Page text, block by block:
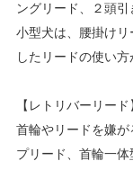
ングリード、２頭引
小型犬は、腰掛け
したリードの使い方
【レトリバーリード
首輪やリードを嫌
プリード、首輪一体